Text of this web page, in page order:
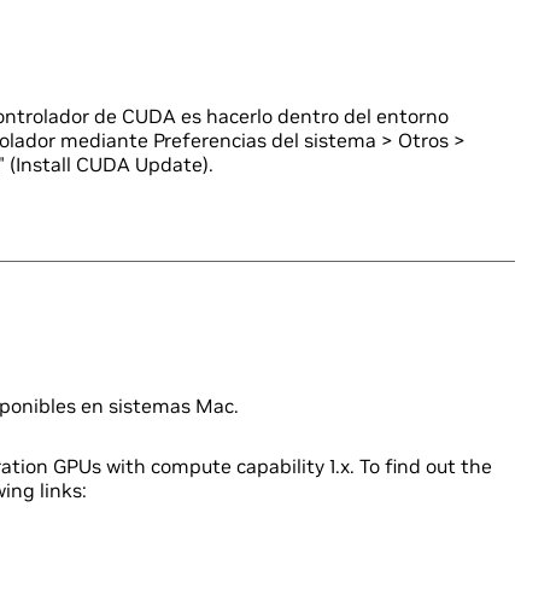
de CUDA es hacerlo dentro del entorno
mediante Preferencias del sistema > Otros >
(Install CUDA Update).
en sistemas Mac.
GPUs with compute capability 1.x. To find out the
links: